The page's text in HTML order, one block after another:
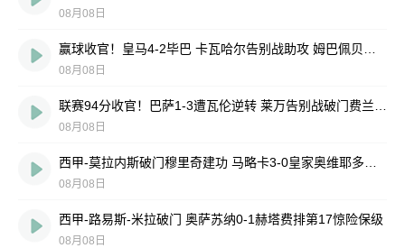
08月08日
08月08日
08月08日
08月08日
西甲-路易斯-米拉破门 奥萨苏纳0-1赫塔费排第17惊险保级
08月08日